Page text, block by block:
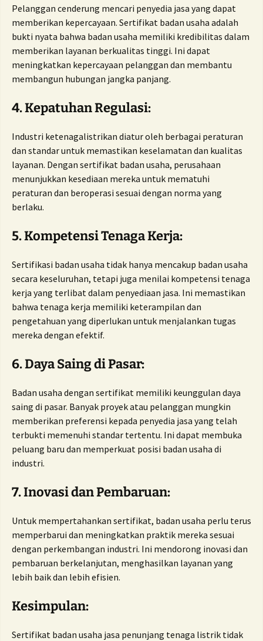
Pelanggan cenderung mencari penyedia jasa yang dapat
memberikan kepercayaan. Sertifikat badan usaha adalah
bukti nyata bahwa badan usaha memiliki kredibilitas dalam
memberikan layanan berkualitas tinggi. Ini dapat
meningkatkan kepercayaan pelanggan dan membantu
membangun hubungan jangka panjang.
4. Kepatuhan Regulasi:
Industri ketenagalistrikan diatur oleh berbagai peraturan
dan standar untuk memastikan keselamatan dan kualitas
layanan. Dengan sertifikat badan usaha, perusahaan
menunjukkan kesediaan mereka untuk mematuhi
peraturan dan beroperasi sesuai dengan norma yang
berlaku.
5. Kompetensi Tenaga Kerja:
Sertifikasi badan usaha tidak hanya mencakup badan usaha
secara keseluruhan, tetapi juga menilai kompetensi tenaga
kerja yang terlibat dalam penyediaan jasa. Ini memastikan
bahwa tenaga kerja memiliki keterampilan dan
pengetahuan yang diperlukan untuk menjalankan tugas
mereka dengan efektif.
6. Daya Saing di Pasar:
Badan usaha dengan sertifikat memiliki keunggulan daya
saing di pasar. Banyak proyek atau pelanggan mungkin
memberikan preferensi kepada penyedia jasa yang telah
terbukti memenuhi standar tertentu. Ini dapat membuka
peluang baru dan memperkuat posisi badan usaha di
industri.
7. Inovasi dan Pembaruan:
Untuk mempertahankan sertifikat, badan usaha perlu terus
memperbarui dan meningkatkan praktik mereka sesuai
dengan perkembangan industri. Ini mendorong inovasi dan
pembaruan berkelanjutan, menghasilkan layanan yang
lebih baik dan lebih efisien.
Kesimpulan:
Sertifikat badan usaha jasa penunjang tenaga listrik tidak